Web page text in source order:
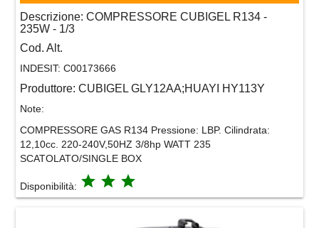
Descrizione: COMPRESSORE CUBIGEL R134 -
235W - 1/3
Cod. Alt.
INDESIT: C00173666
Produttore: CUBIGEL GLY12AA;HUAYI HY113Y
Note:
COMPRESSORE GAS R134 Pressione: LBP. Cilindrata:
12,10cc. 220-240V,50HZ 3/8hp WATT 235
SCATOLATO/SINGLE BOX
Disponibilità: grade grade grade